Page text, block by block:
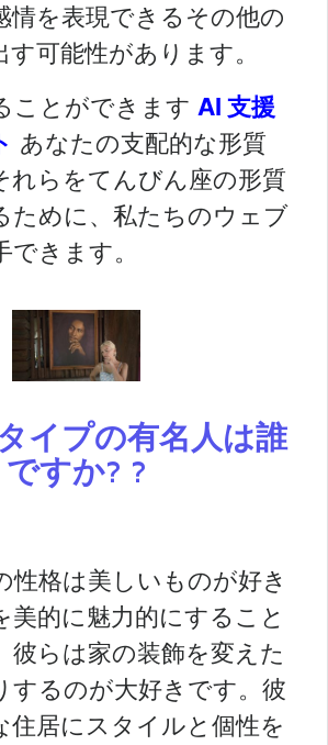
情を表現できるその他の
可能性があります。
ことができます AI 支援
あなたの支配的な形質
れらをてんびん座の形質
ために、私たちのウェブ
きます。
イプの有名人は誰
ですか? ?
性格は美しいものが好き
美的に魅力的にすること
彼らは家の装飾を変えた
するのが大好きです。彼
住居にスタイルと個性を